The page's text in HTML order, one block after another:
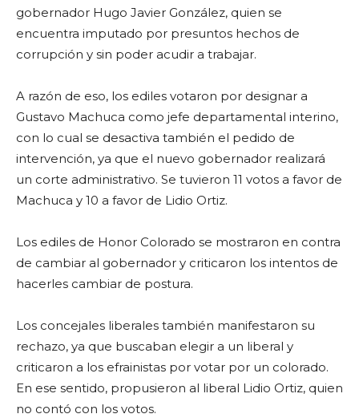
gobernador Hugo Javier González, quien se
encuentra imputado por presuntos hechos de
corrupción y sin poder acudir a trabajar.
A razón de eso, los ediles votaron por designar a
Gustavo Machuca como jefe departamental interino,
con lo cual se desactiva también el pedido de
intervención, ya que el nuevo gobernador realizará
un corte administrativo. Se tuvieron 11 votos a favor de
Machuca y 10 a favor de Lidio Ortiz.
Los ediles de Honor Colorado se mostraron en contra
de cambiar al gobernador y criticaron los intentos de
hacerles cambiar de postura.
Los concejales liberales también manifestaron su
rechazo, ya que buscaban elegir a un liberal y
criticaron a los efrainistas por votar por un colorado.
En ese sentido, propusieron al liberal Lidio Ortiz, quien
no contó con los votos.